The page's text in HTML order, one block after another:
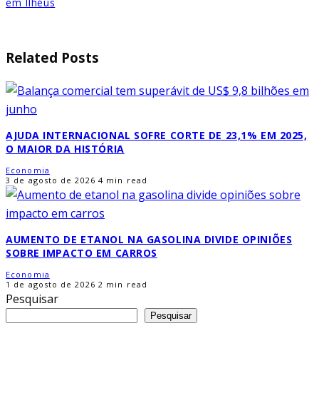
Related Posts
AJUDA INTERNACIONAL SOFRE CORTE DE 23,1% EM 2025,
O MAIOR DA HISTÓRIA
Economia
3 de agosto de 2026 4 min read
AUMENTO DE ETANOL NA GASOLINA DIVIDE OPINIÕES
SOBRE IMPACTO EM CARROS
Economia
1 de agosto de 2026 2 min read
Pesquisar
Pesquisar